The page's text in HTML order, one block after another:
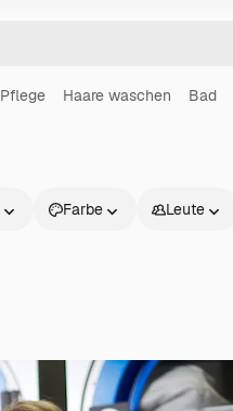
Pflege Haare waschen Bad
Farbe Leute